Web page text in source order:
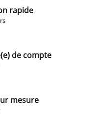
rapide
de compte
mesure